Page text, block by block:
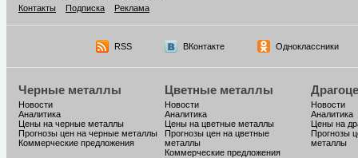
Контакты
Подписка Реклама
RSS ВКонтакте Одноклассники
Черные металлы
Новости
Аналитика
Цены на черные металлы
Прогнозы цен на черные металлы
Коммерческие предложения
Цветные металлы
Новости
Аналитика
Цены на цветные металлы
Прогнозы цен на цветные
металлы
Коммерческие предложения
Новости
Аналитика
Цены на
Прогнозы
металлы